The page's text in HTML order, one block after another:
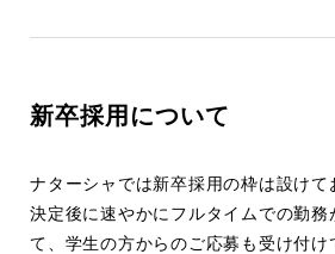
新卒採用について
ナターシャでは新卒採用の枠は設けて
決定後に速やかにフルタイムでの勤務
て、学生の方からのご応募も受け付け